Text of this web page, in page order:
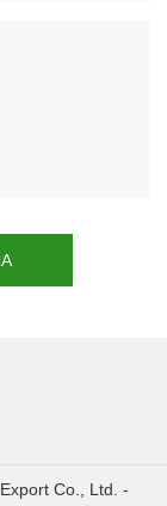
Co., Ltd. -